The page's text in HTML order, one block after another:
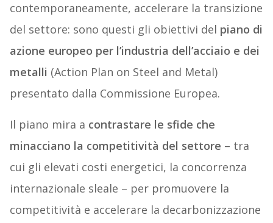
contemporaneamente, accelerare la transizione
del settore: sono questi gli obiettivi del piano di
azione europeo per l’industria dell’acciaio e dei
metalli (Action Plan on Steel and Metal)
presentato dalla Commissione Europea.
Il piano mira a contrastare le sfide che
minacciano la competitività del settore – tra
cui gli elevati costi energetici, la concorrenza
internazionale sleale – per promuovere la
competitività e accelerare la decarbonizzazione